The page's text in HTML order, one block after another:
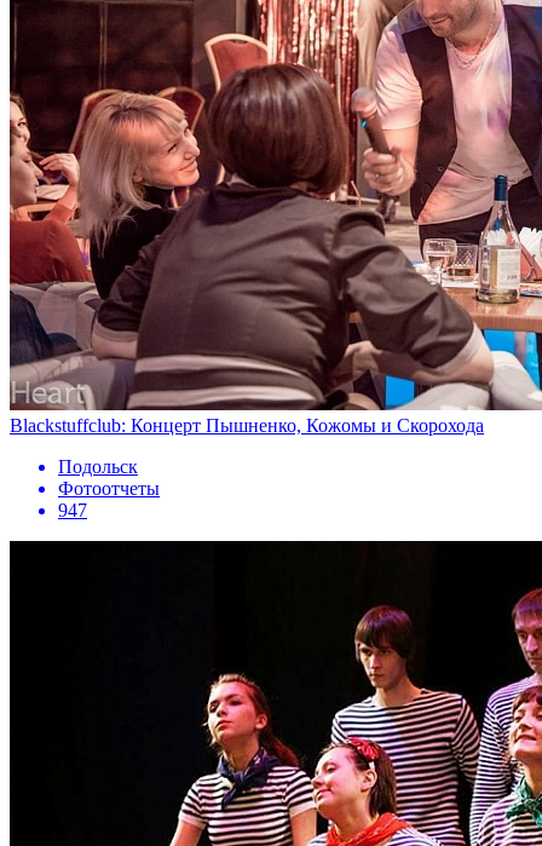
Blackstuffclub: Концерт Пышненко, Кожомы и Скорохода
Подольск
Фотоотчеты
947